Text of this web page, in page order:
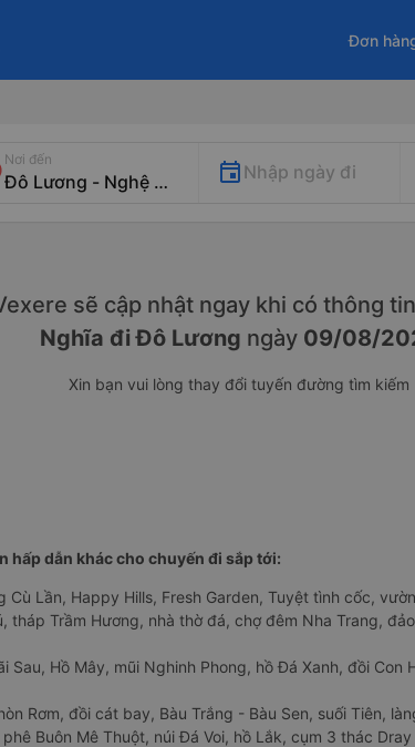
Đơn
Nơi đến
Nhập ngày đi
sẽ cập nhật ngay khi có thông
Nghĩa đi Đô Lương ngày 09/08/
Xin bạn vui lòng thay đổi tuyến đường tìm kiếm
hấp dẫn khác cho chuyến đi sắp tới:
Cù Lần, Happy Hills, Fresh Garden, Tuyệt tình cốc,
tháp Trầm Hương, nhà thờ đá, chợ đêm Nha Trang,
Sau, Hồ Mây, mũi Nghinh Phong, hồ Đá Xanh, đồi
Rơm, đồi cát bay, Bàu Trắng - Bàu Sen, suối Tiên,
Buôn Mê Thuột, núi Đá Voi, hồ Lắk, cụm 3 thác